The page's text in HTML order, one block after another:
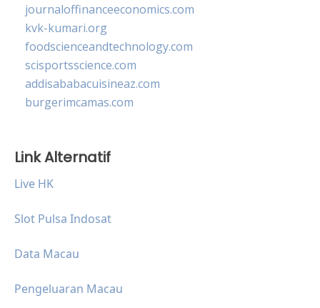
journaloffinanceeconomics.com
kvk-kumari.org
foodscienceandtechnology.com
scisportsscience.com
addisababacuisineaz.com
burgerimcamas.com
Link Alternatif
Live HK
Slot Pulsa Indosat
Data Macau
Pengeluaran Macau